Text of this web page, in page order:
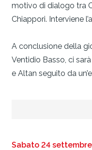
motivo di dialogo tra
Chiappori. Interviene
A conclusione della
Ventidio Basso, ci
e Altan seguito da
Sabato 24 settembre